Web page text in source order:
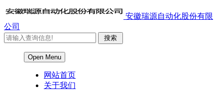
安徽瑞源自动化股份有限
公司
Open Menu
网站首页
关于我们